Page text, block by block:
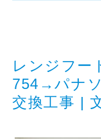
レンジフー
754→パナ
交換工事 |